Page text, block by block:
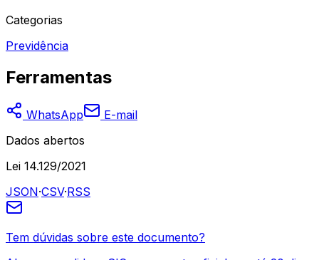
Categorias
Previdência
Ferramentas
WhatsApp
E-mail
Dados abertos
Lei 14.129/2021
JSON·CSV·RSS
Tem dúvidas sobre este documento?